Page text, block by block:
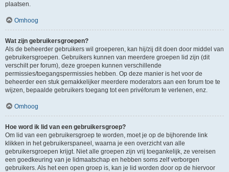
plaatsen.
Omhoog
Wat zijn gebruikersgroepen?
Als de beheerder gebruikers wil groeperen, kan hij/zij dit doen door middel van
gebruikersgroepen. Gebruikers kunnen van meerdere groepen lid zijn (dit
verschilt per forum), deze groepen kunnen verschillende
permissies/toegangspermissies hebben. Op deze manier is het voor de
beheerder een stuk gemakkelijker meerdere moderators aan een forum toe te
wijzen, bepaalde gebruikers toegang tot een privéforum te verlenen, enz.
Omhoog
Hoe word ik lid van een gebruikersgroep?
Om lid van een gebruikersgroep te worden, moet je op de bijhorende link
klikken in het gebruikerspaneel, waarna je een overzicht van alle
gebruikersgroepen krijgt. Niet alle groepen zijn vrij toegankelijk, ze vereisen
een goedkeuring van je lidmaatschap en hebben soms zelf verborgen
gebruikers. Als het een open groep is, kan je lid worden door op de hiervoor